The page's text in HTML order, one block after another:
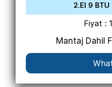
2.El 9
Fiyat :
Mantaj Dahil